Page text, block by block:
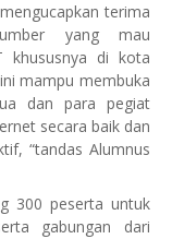
terima
yang mau
khususnya di kota
mampu membuka
dan para pegiat
secara baik dan
“tandas Alumnus
300 peserta untuk
gabungan dari